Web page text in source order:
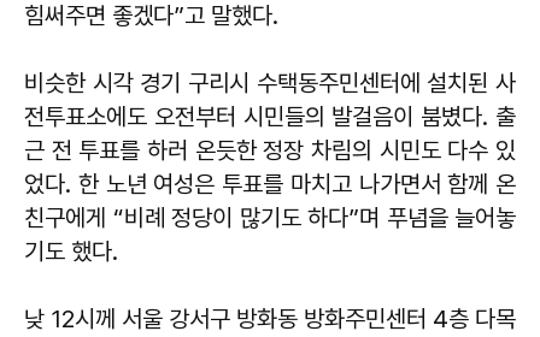
힘써주면 좋겠다”고 말했다.
비슷한 시각 경기 구리시 수택동주민센터에 설치된 사
전투표소에도 오전부터 시민들의 발걸음이 붐볐다. 출
근 전 투표를 하러 온듯한 정장 차림의 시민도 다수 있
었다. 한 노년 여성은 투표를 마치고 나가면서 함께 온
친구에게 “비례 정당이 많기도 하다”며 푸념을 늘어놓
기도 했다.
낮 12시께 서울 강서구 방화동 방화주민센터 4층 다목